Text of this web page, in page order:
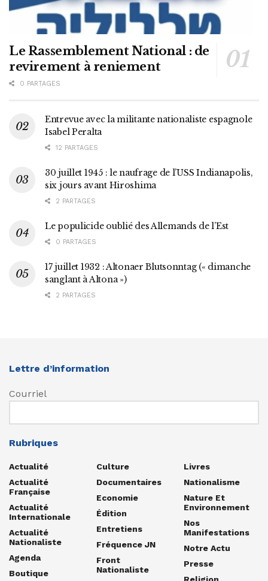
Le Rassemblement National : de
revirement à reniement
0 PARTAGES
Entrevue avec la militante nationaliste espagnole
Isabel Peralta
12 PARTAGES
30 juillet 1945 : le naufrage de l’USS Indianapolis,
six jours avant Hiroshima
2 PARTAGES
Le populicide oublié des Allemands de l’Est
0 PARTAGES
17 juillet 1932 : Altonaer Blutsonntag (« dimanche
sanglant à Altona »)
2 PARTAGES
Lettre d’information
Courriel
Rubriques
Actualité
Actualité
Française
Actualité
Internationale
Actualité
Nationaliste
Agenda
Boutique
Culture
Documentaires
Economie
Édition
Entretiens
Fréquence JN
Front
Nationaliste
Livres
Nationalisme
Nature Et
Environnement
Nos
Manifestations
Notre Actu
Presse